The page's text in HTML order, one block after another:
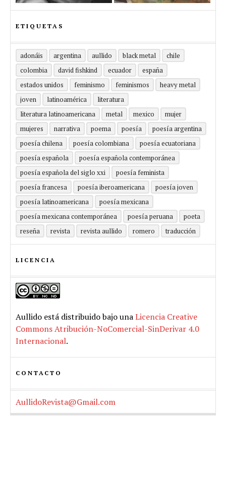
ETIQUETAS
adonáis argentina aullido black metal
chile
colombia
david fishkind ecuador
españa
estados unidos
feminismo feminismos
heavy metal
joven
latinoamérica
literatura
literatura latinoamericana
metal mexico
mujer
mujeres
narrativa poema poesía
poesía argentina
poesía chilena
poesía colombiana
poesía ecuatoriana
poesía española
poesía española contemporánea
poesía española del siglo xxi
poesía feminista
poesía francesa
poesía iberoamericana
poesía joven
poesía latinoamericana
poesía mexicana
poesía mexicana contemporánea
poesía peruana
poeta
reseña
revista revista aullido romero traducción
LICENCIA
Aullido está distribuido bajo unaLicencia Creative
Commons Atribución-NoComercial-SinDerivar 4.0
Internacional.
CONTACTO
AullidoRevista@Gmail.com